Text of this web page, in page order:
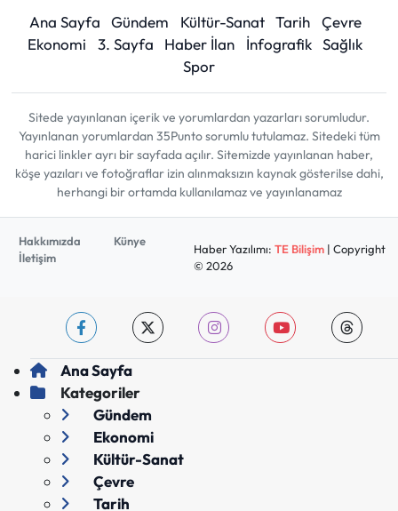
Ana Sayfa Gündem Kültür-Sanat Tarih
Çevre
Ekonomi
3. Sayfa Haber İlan İnfografik Sağlık
Spor
Sitede yayınlanan içerik ve yorumlardan yazarları sorumludur.
Yayınlanan yorumlardan 35Punto sorumlu tutulamaz. Sitedeki tüm
harici linkler ayrı bir sayfada açılır. Sitemizde yayınlanan haber,
köşe yazıları ve fotoğraflar izin alınmaksızın kaynak gösterilse dahi,
herhangi bir ortamda kullanılamaz ve yayınlanamaz
Hakkımızda
Künye
İletişim
Haber Yazılımı: TE Bilişim| Copyright
© 2026
Ana Sayfa
Kategoriler
Gündem
Ekonomi
Kültür-Sanat
Çevre
Tarih